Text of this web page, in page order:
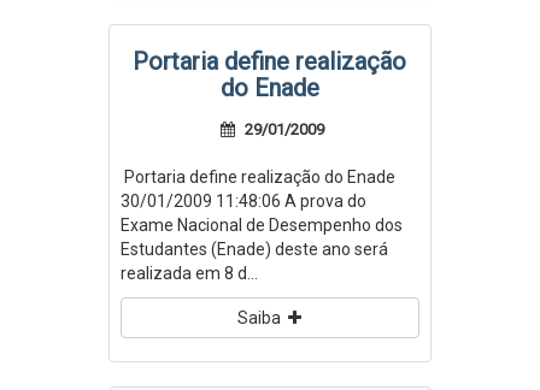
Portaria define realização
do Enade
29/01/2009
Portaria define realização do Enade
30/01/2009 11:48:06 A prova do
Exame Nacional de Desempenho dos
Estudantes (Enade) deste ano será
realizada em 8 d...
Saiba